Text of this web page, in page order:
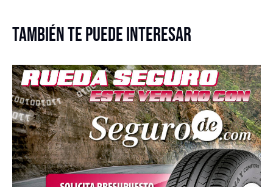
También te puede interesar